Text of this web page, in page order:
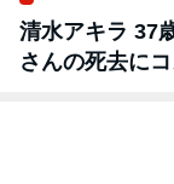
清水アキラ 37
さんの死去に